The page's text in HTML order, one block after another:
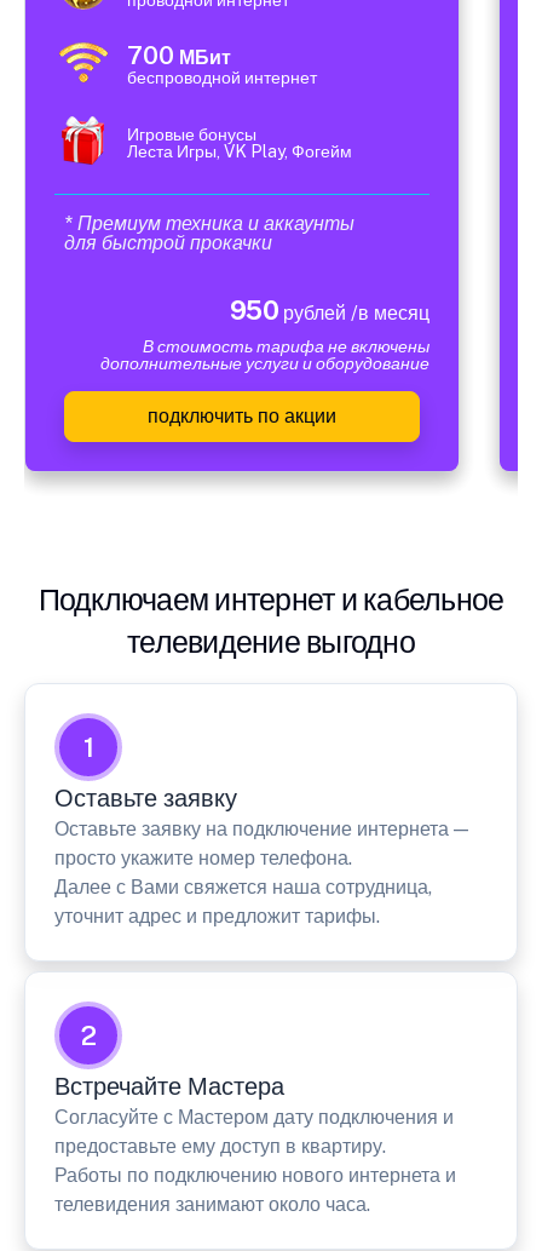
700 МБит
беспроводной интернет
Игровые бонусы
Леста Игры, VK Play, Фогейм
* Премиум техника и аккаунты
для быстрой прокачки
950 рублей /в месяц
В стоимость тарифа не включены
дополнительные услуги и оборудование
подключить по акции
Подключаем интернет и кабельное
телевидение выгодно
1
Оставьте заявку
Оставьте заявку на подключение интернета —
просто укажите номер телефона.
Далее с Вами свяжется наша сотрудница,
уточнит адрес и предложит тарифы.
2
Встречайте Мастера
Согласуйте с Мастером дату подключения и
предоставьте ему доступ в квартиру.
Работы по подключению нового интернета и
телевидения занимают около часа.